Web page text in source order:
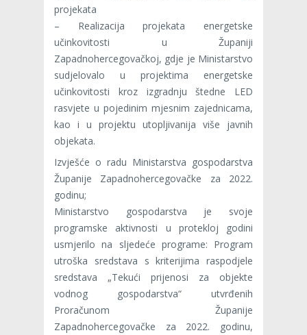
projekata
– Realizacija projekata energetske
učinkovitosti u Županiji
Zapadnohercegovačkoj, gdje je Ministarstvo
sudjelovalo u projektima energetske
učinkovitosti kroz izgradnju štedne LED
rasvjete u pojedinim mjesnim zajednicama,
kao i u projektu utopljivanija više javnih
objekata.
Izvješće o radu Ministarstva gospodarstva
Županije Zapadnohercegovačke za 2022.
godinu;
Ministarstvo gospodarstva je svoje
programske aktivnosti u protekloj godini
usmjerilo na sljedeće programe: Program
utroška sredstava s kriterijima raspodjele
sredstava „Tekući prijenosi za objekte
vodnog gospodarstva“ utvrđenih
Proračunom Županije
Zapadnohercegovačke za 2022. godinu,